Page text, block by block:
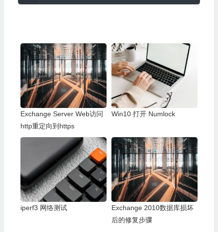
Exchange Server Web访问
http重定向到https
Win10 打开 Numlock
iperf3 网络测试
Exchange 2010数据库损坏
后的修复步骤